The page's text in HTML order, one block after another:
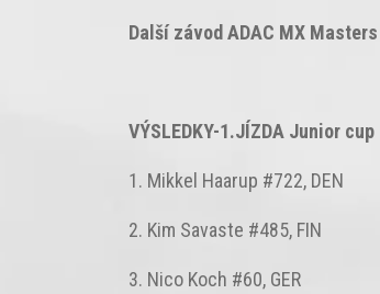
Další závod ADAC MX
VÝSLEDKY-1.JÍZDA Junior cup
1. Mikkel Haarup #722, DEN
2. Kim Savaste #485, FIN
3. Nico Koch #60, GER